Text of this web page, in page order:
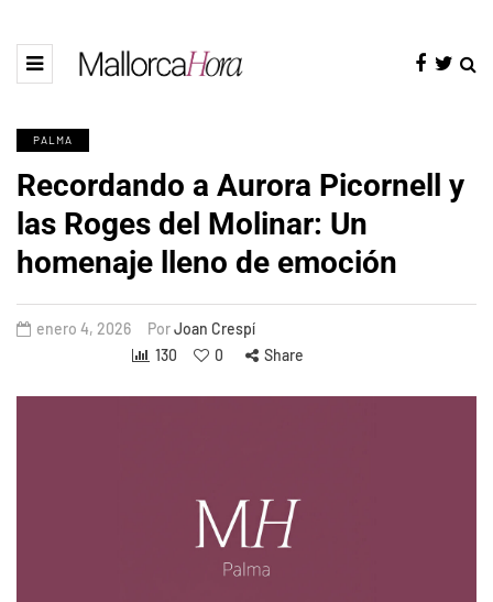
PALMA
Recordando a Aurora Picornell y
las Roges del Molinar: Un
homenaje lleno de emoción
enero 4, 2026 PorJoan Crespí
130
0 Share